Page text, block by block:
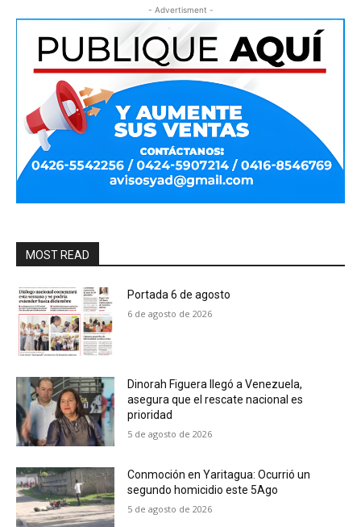
- Advertisment -
MOST READ
Portada 6 de agosto
6 de agosto de 2026
Dinorah Figuera llegó a Venezuela,
asegura que el rescate nacional es
prioridad
5 de agosto de 2026
Conmoción en Yaritagua: Ocurrió un
segundo homicidio este 5Ago
5 de agosto de 2026